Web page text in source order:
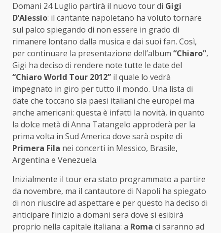
Domani 24 Luglio partirà il nuovo tour di Gigi
D’Alessio: il cantante napoletano ha voluto tornare
sul palco spiegando di non essere in grado di
rimanere lontano dalla musica e dai suoi fan. Così,
per continuare la presentazione dell’album “Chiaro”,
Gigi ha deciso di rendere note tutte le date del
“Chiaro World Tour 2012” il quale lo vedrà
impegnato in giro per tutto il mondo. Una lista di
date che toccano sia paesi italiani che europei ma
anche americani: questa è infatti la novità, in quanto
la dolce metà di Anna Tatangelo approderà per la
prima volta in Sud America dove sarà ospite di
Primera Fila nei concerti in Messico, Brasile,
Argentina e Venezuela.
Inizialmente il tour era stato programmato a partire
da novembre, ma il cantautore di Napoli ha spiegato
di non riuscire ad aspettare e per questo ha deciso di
anticipare l’inizio a domani sera dove si esibirà
proprio nella capitale italiana: a Roma ci saranno ad